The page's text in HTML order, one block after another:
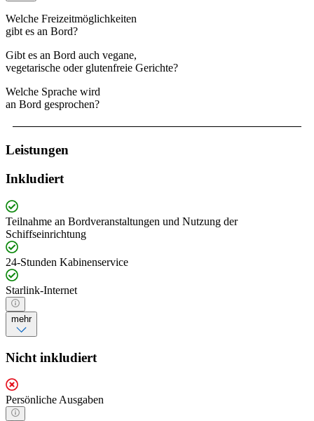
Welche Freizeitmöglichkeiten
gibt es an Bord?
Gibt es an Bord auch vegane,
vegetarische oder glutenfreie Gerichte?
Welche Sprache wird
an Bord gesprochen?
Leistungen
Inkludiert
Teilnahme an Bordveranstaltungen und Nutzung der
Schiffseinrichtung
24-Stunden Kabinenservice
Starlink-Internet
mehr
Nicht inkludiert
Persönliche Ausgaben